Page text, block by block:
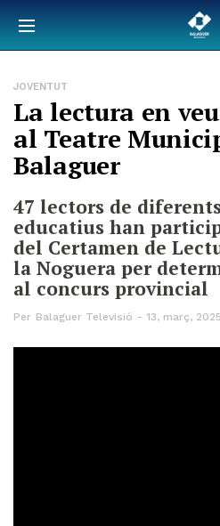
JOVENTUT
La lectura en
al Teatre
Balaguer
47 lectors de
educatius han
del Certamen de
la Noguera per
al concurs provincial
Per Balaguer Televisió 13, març,